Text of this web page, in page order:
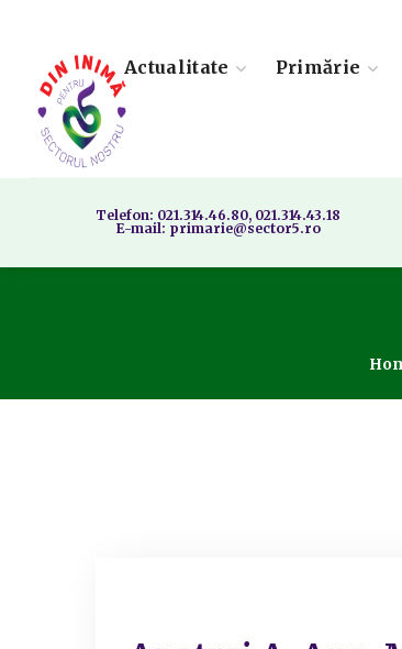
Actualitate Primărie
Telefon: 021.314.46.80, 021.314.43.18
E-mail: primarie@sector5.ro